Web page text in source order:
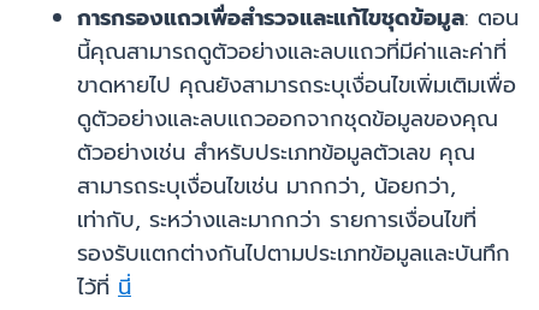
การกรองแถวเพื่อสำรวจและแก้ไขชุดข้อมูล: ตอน
นี้คุณสามารถดูตัวอย่างและลบแถวที่มีค่าและค่าที่
ขาดหายไป คุณยังสามารถระบุเงื่อนไขเพิ่มเติมเพื่อ
ดูตัวอย่างและลบแถวออกจากชุดข้อมูลของคุณ
ตัวอย่างเช่น สำหรับประเภทข้อมูลตัวเลข คุณ
สามารถระบุเงื่อนไขเช่น มากกว่า, น้อยกว่า,
เท่ากับ, ระหว่างและมากกว่า รายการเงื่อนไขที่
รองรับแตกต่างกันไปตามประเภทข้อมูลและบันทึก
ไว้ที่ นี่